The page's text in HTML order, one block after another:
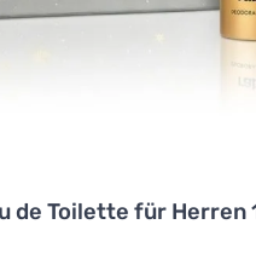
de Toilette für Herren